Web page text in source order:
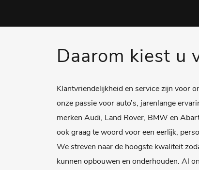
Daarom kiest u
Klantvriendelijkheid en service zijn voor
onze passie voor auto’s, jarenlange
merken Audi, Land Rover, BMW en
ook graag te woord voor een eerlijk,
We streven naar de hoogste kwaliteit
kunnen opbouwen en onderhouden. Al